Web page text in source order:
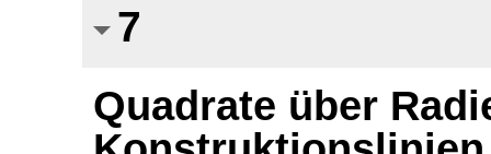
7
Quadrate über